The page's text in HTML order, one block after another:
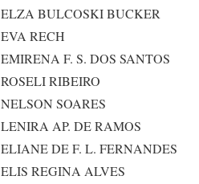
ELZA BULCOSKI BUCKER
EVA RECH
EMIRENA F. S. DOS SANTOS
ROSELI RIBEIRO
NELSON SOARES
LENIRA AP. DE RAMOS
ELIANE DE F. L. FERNANDES
ELIS REGINA ALVES